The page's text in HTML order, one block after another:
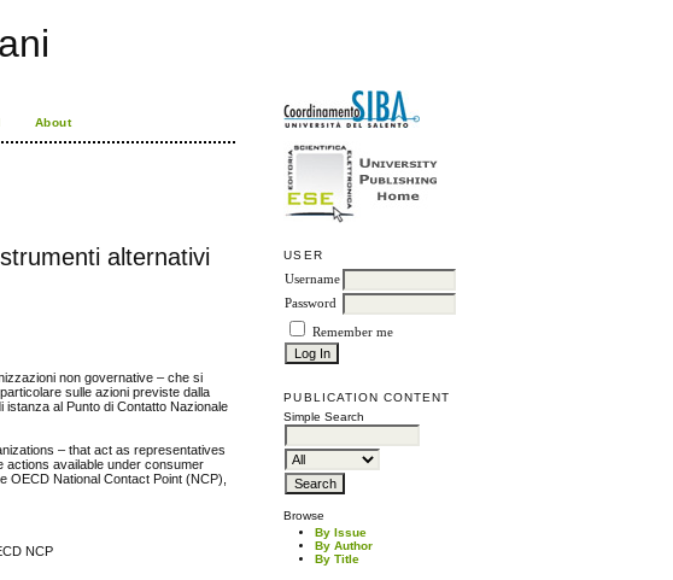
USER
Username
Password
Remember me
PUBLICATION CONTENT
Simple Search
Browse
By Issue
By Author
By Title
About
alternativi
non governative – che si
sulle azioni previste dalla
al Punto di Contatto Nazionale
– that act as representatives
actions available under consumer
OECD National Contact Point (NCP),
NCP